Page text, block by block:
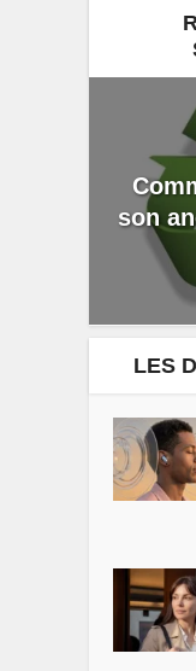
son
LES